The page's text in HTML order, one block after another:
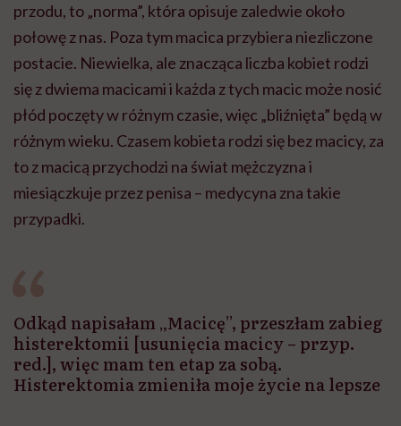
przodu, to „norma”, która opisuje zaledwie około
połowę z nas. Poza tym macica przybiera niezliczone
postacie. Niewielka, ale znacząca liczba kobiet rodzi
się z dwiema macicami i każda z tych macic może nosić
płód poczęty w różnym czasie, więc „bliźnięta” będą w
różnym wieku. Czasem kobieta rodzi się bez macicy, za
to z macicą przychodzi na świat mężczyzna i
miesiączkuje przez penisa – medycyna zna takie
przypadki.
Odkąd napisałam „Macicę”, przeszłam zabieg
histerektomii [usunięcia macicy – przyp.
red.], więc mam ten etap za sobą.
Histerektomia zmieniła moje życie na lepsze